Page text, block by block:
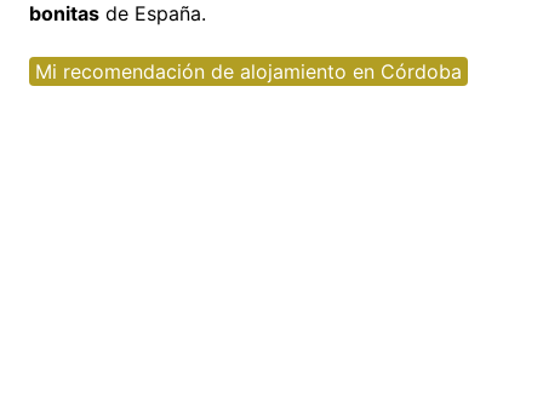
bonitasde España.
Mi recomendación de alojamiento en Córdoba